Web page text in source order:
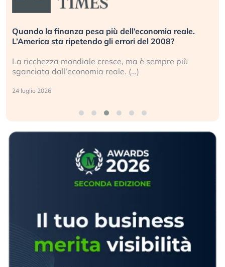
Quando la finanza pesa più dell’economia reale.
L’America sta ripetendo gli errori del 2008?
La ricchezza mondiale cresce, ma è sempre più
sganciata dall’economia reale. (…)
24 luglio 2026